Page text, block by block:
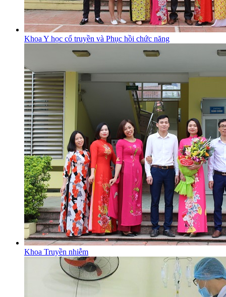
Khoa Y học cổ truyền và Phục hồi chức năng
Khoa Truyền nhiễm